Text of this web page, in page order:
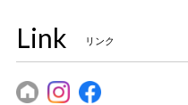
Link リンク